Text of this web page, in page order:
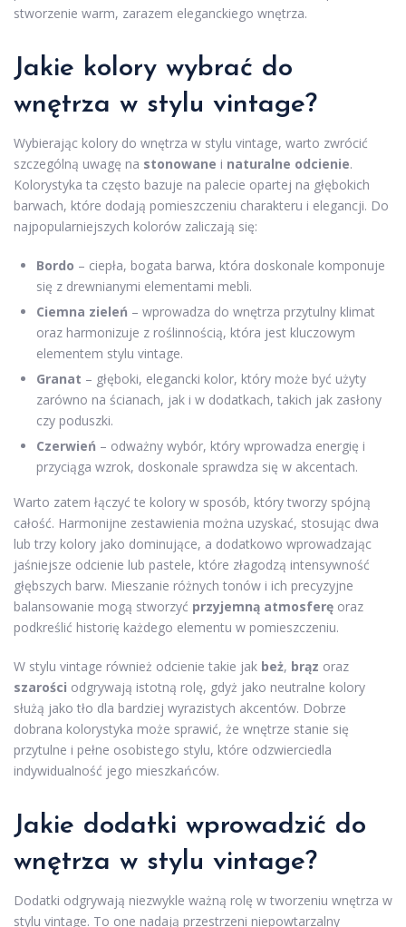
stworzenie warm, zarazem eleganckiego wnętrza.
Jakie kolory wybrać do
wnętrza w stylu vintage?
Wybierając kolory do wnętrza w stylu vintage, warto zwrócić
szczególną uwagę na stonowane i naturalne odcienie.
Kolorystyka ta często bazuje na palecie opartej na głębokich
barwach, które dodają pomieszczeniu charakteru i elegancji. Do
najpopularniejszych kolorów zaliczają się:
Bordo – ciepła, bogata barwa, która doskonale komponuje
się z drewnianymi elementami mebli.
Ciemna zieleń – wprowadza do wnętrza przytulny klimat
oraz harmonizuje z roślinnością, która jest kluczowym
elementem stylu vintage.
Granat – głęboki, elegancki kolor, który może być użyty
zarówno na ścianach, jak i w dodatkach, takich jak zasłony
czy poduszki.
Czerwień – odważny wybór, który wprowadza energię i
przyciąga wzrok, doskonale sprawdza się w akcentach.
Warto zatem łączyć te kolory w sposób, który tworzy spójną
całość. Harmonijne zestawienia można uzyskać, stosując dwa
lub trzy kolory jako dominujące, a dodatkowo wprowadzając
jaśniejsze odcienie lub pastele, które złagodzą intensywność
głębszych barw. Mieszanie różnych tonów i ich precyzyjne
balansowanie mogą stworzyć przyjemną atmosferę oraz
podkreślić historię każdego elementu w pomieszczeniu.
W stylu vintage również odcienie takie jak beż, brąz oraz
szarości odgrywają istotną rolę, gdyż jako neutralne kolory
służą jako tło dla bardziej wyrazistych akcentów. Dobrze
dobrana kolorystyka może sprawić, że wnętrze stanie się
przytulne i pełne osobistego stylu, które odzwierciedla
indywidualność jego mieszkańców.
Jakie dodatki wprowadzić do
wnętrza w stylu vintage?
Dodatki odgrywają niezwykle ważną rolę w tworzeniu wnętrza w
stylu vintage. To one nadają przestrzeni niepowtarzalny